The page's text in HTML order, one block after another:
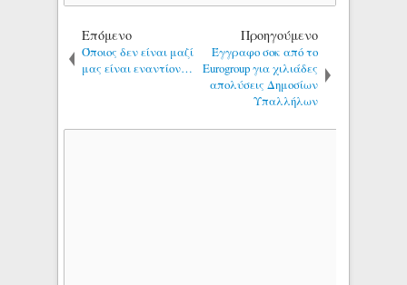
Επόμενο
Όποιος δεν είναι μαζί
μας είναι εναντίον…
Προηγούμενο
Έγγραφο σοκ από το
Eurogroup για χιλιάδες
απολύσεις Δημοσίων
Υπαλλήλων